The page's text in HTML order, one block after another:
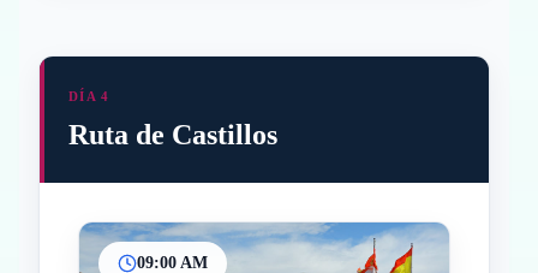
DÍA 4
Ruta de Castillos
09:00 AM